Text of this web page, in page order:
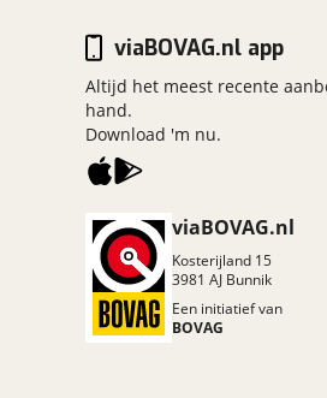
viaBOVAG.nl
Kosterijland 15
3981 AJ Bunnik
Een initiatief van
BOVAG
viaBOVAG.nl app
Altijd het meest recente
hand.
Download 'm nu.